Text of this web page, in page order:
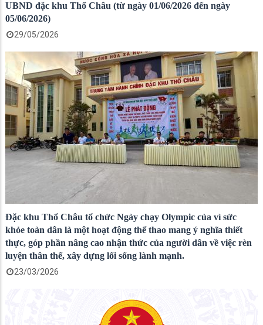
UBND đặc khu Thổ Châu (từ ngày 01/06/2026 đến ngày
05/06/2026)
29/05/2026
Đặc khu Thổ Châu tổ chức Ngày chạy Olympic của vì sức
khỏe toàn dân là một hoạt động thể thao mang ý nghĩa thiết
thực, góp phần nâng cao nhận thức của người dân về việc rèn
luyện thân thể, xây dựng lối sống lành mạnh.
23/03/2026